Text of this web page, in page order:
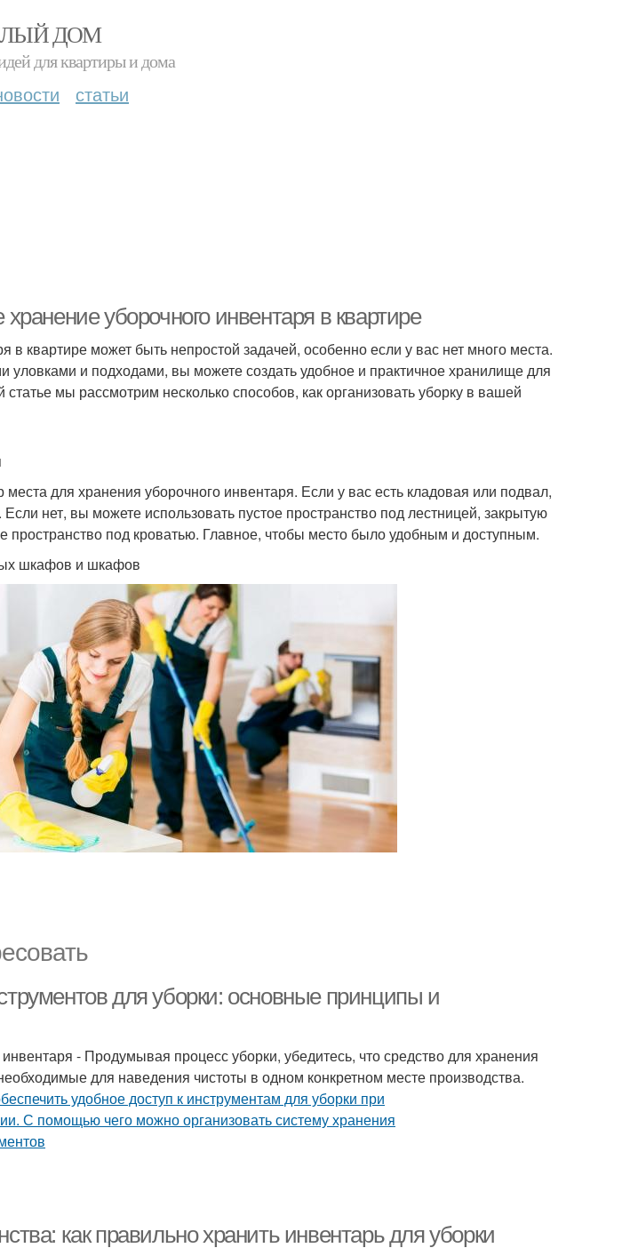
ДОМ
для квартиры и дома
статьи
уборочного инвентаря в квартире
в квартире может быть непростой задачей, особенно если у вас нет много места.
уловками и подходами, вы можете создать удобное и практичное хранилище для
мы рассмотрим несколько способов, как организовать уборку в вашей
для хранения уборочного инвентаря. Если у вас есть кладовая или подвал,
нет, вы можете использовать пустое пространство под лестницей, закрытую
пространство под кроватью. Главное, чтобы место было удобным и доступным.
шкафов и шкафов
для уборки: основные принципы и
- Продумывая процесс уборки, убедитесь, что средство для хранения
для наведения чистоты в одном конкретном месте производства.
как правильно хранить инвентарь для уборки